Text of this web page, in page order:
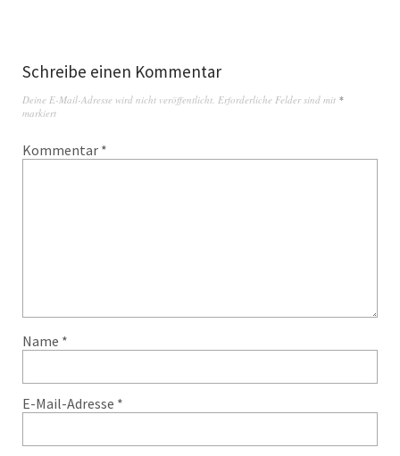
Schreibe einen Kommentar
Deine E-Mail-Adresse wird nicht veröffentlicht. Erforderliche Felder sind mit *
markiert
Kommentar *
Name *
E-Mail-Adresse *